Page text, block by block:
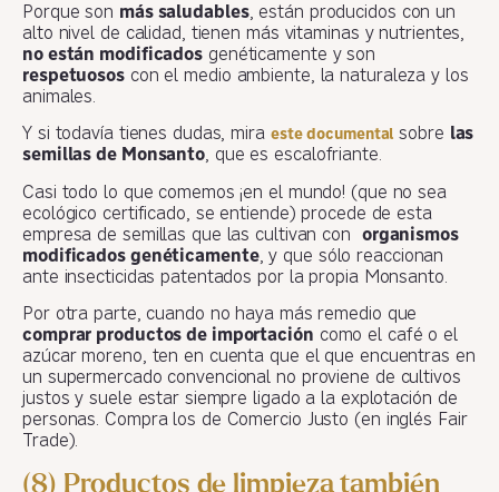
Porque son más saludables, están producidos con un
alto nivel de calidad, tienen más vitaminas y nutrientes,
no están modificados genéticamente y son
respetuososcon el medio ambiente, la naturaleza y los
animales.
Y si todavía tienes dudas, mira este documental sobre las
semillas de Monsanto, que es escalofriante.
Casi todo lo que comemos ¡en el mundo! (que no sea
ecológico certificado, se entiende) procede de esta
empresa de semillas que las cultivan con organismos
modificados genéticamente, y que sólo reaccionan
ante insecticidas patentados por la propia Monsanto.
Por otra parte, cuando no haya más remedio que
comprar productos de importación como el café o el
azúcar moreno, ten en cuenta que el que encuentras en
un supermercado convencional no proviene de cultivos
justos y suele estar siempre ligado a la explotación de
personas. Compra los de Comercio Justo (en inglés Fair
Trade).
(8) Productos de limpieza también